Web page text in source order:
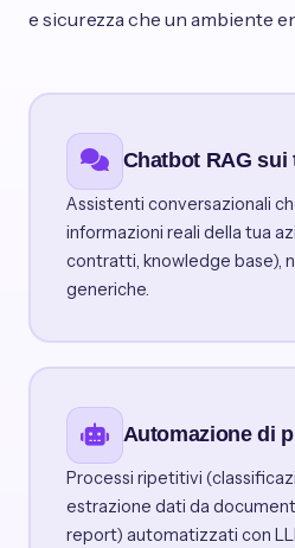
e sicurezza che un ambiente
Chatbot RAG sui
Assistenti conversazionali
informazioni reali della tua
contratti, knowledge base),
generiche.
Automazione di
Processi ripetitivi
estrazione dati da
report) automatizzati con